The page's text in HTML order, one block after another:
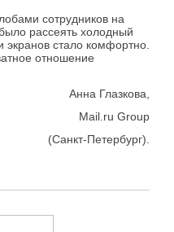
сотрудников на
рассеять холодный
экранов стало комфортно.
отношение
Анна Глазкова,
Mail.ru Group
(Санкт-Петербург).